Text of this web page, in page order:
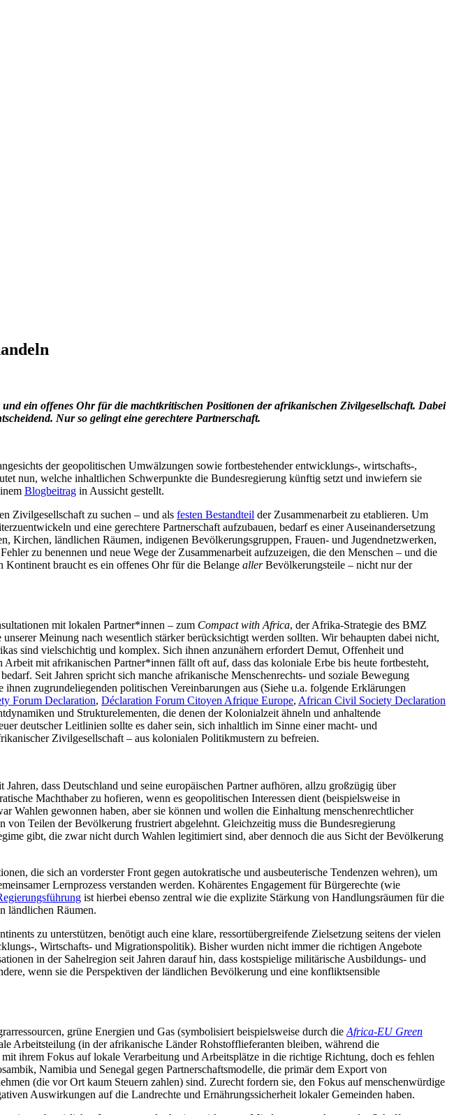
ein offenes Ohr für die machtkritischen Positionen der afrikanischen Zivilgesellschaft. Dabei
Nur so gelingt eine gerechtere Partnerschaft.
der geopolitischen Umwälzungen sowie fortbestehender entwicklungs-, wirtschafts-,
nun, welche inhaltlichen Schwerpunkte die Bundesregierung künftig setzt und inwiefern sie
Blogbeitrag in Aussicht gestellt.
Zivilgesellschaft zu suchen – und als festen Bestandteil der Zusammenarbeit zu etablieren. Um
und eine gerechtere Partnerschaft aufzubauen, bedarf es einer Auseinandersetzung
Kirchen, ländlichen Räumen, indigenen Bevölkerungsgruppen, Frauen- und Jugendnetzwerken,
zu benennen und neue Wege der Zusammenarbeit aufzuzeigen, die den Menschen – und die
Kontinent braucht es ein offenes Ohr für die Belange allerBevölkerungsteile – nicht nur der
mit lokalen Partner*innen – zum Compact with Africa, der Afrika-Strategie des BMZ
Meinung nach wesentlich stärker berücksichtigt werden sollten. Wir behaupten dabei nicht,
sind vielschichtig und komplex. Sich ihnen anzunähern erfordert Demut, Offenheit und
mit afrikanischen Partner*innen fällt oft auf, dass das koloniale Erbe bis heute fortbesteht,
Seit Jahren spricht sich manche afrikanische Menschenrechts- und soziale Bewegung
zugrundeliegenden politischen Vereinbarungen aus (Siehe u.a. folgende Erklärungen
Forum Declaration, Déclaration Forum Citoyen Afrique Europe, African Civil Society Declaration
und Strukturelementen, die denen der Kolonialzeit ähneln und anhaltende
deutscher Leitlinien sollte es daher sein, sich inhaltlich im Sinne einer macht- und
Zivilgesellschaft – aus kolonialen Politikmustern zu befreien.
dass Deutschland und seine europäischen Partner aufhören, allzu großzügig über
Machthaber zu hofieren, wenn es geopolitischen Interessen dient (beispielsweise in
gewonnen haben, aber sie können und wollen die Einhaltung menschenrechtlicher
Teilen der Bevölkerung frustriert abgelehnt. Gleichzeitig muss die Bundesregierung
gibt, die zwar nicht durch Wahlen legitimiert sind, aber dennoch die aus Sicht der Bevölkerung
die sich an vorderster Front gegen autokratische und ausbeuterische Tendenzen wehren), um
Lernprozess verstanden werden. Kohärentes Engagement für Bürgerechte (wie
ist hierbei ebenso zentral wie die explizite Stärkung von Handlungsräumen für die
ländlichen Räumen.
zu unterstützen, benötigt auch eine klare, ressortübergreifende Zielsetzung seitens der vielen
, Wirtschafts- und Migrationspolitik). Bisher wurden nicht immer die richtigen Angebote
in der Sahelregion seit Jahren darauf hin, dass kostspielige militärische Ausbildungs- und
wenn sie die Perspektiven der ländlichen Bevölkerung und eine konfliktsensible
grüne Energien und Gas (symbolisiert beispielsweise durch dieAfrica-EU Green
Arbeitsteilung (in der afrikanische Länder Rohstofflieferanten bleiben, während die
ihrem Fokus auf lokale Verarbeitung und Arbeitsplätze in die richtige Richtung, doch es fehlen
Namibia und Senegal gegen Partnerschaftsmodelle, die primär dem Export von
(die vor Ort kaum Steuern zahlen) sind. Zurecht fordern sie, den Fokus auf menschenwürdige
Auswirkungen auf die Landrechte und Ernährungssicherheit lokaler Gemeinden haben.